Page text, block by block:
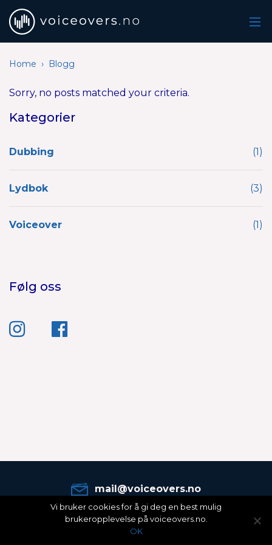
Home Blogg
Sorry, no posts matched your criteria.
Kategorier
Dubbing (1)
Lydbok (3)
Voiceover (1)
Følg oss
mail@voiceovers.no
Copyright © 2025 Voiceovers.no byNitro Sound
Vi bruker cookies for å gi deg en best mulig
brukeropplevelse på voiceovers.no.
OK